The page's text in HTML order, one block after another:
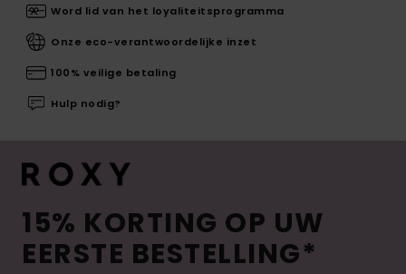
Word lid van het loyaliteitsprogramma
Onze eco-verantwoordelijke inzet
100% veilige betaling
Hulp nodig?
15% KORTING OP UW
EERSTE BESTELLING*